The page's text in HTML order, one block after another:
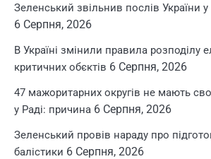
Зеленський звільнив послів України у
6 Серпня, 2026
В Україні змінили правила розподілу
критичних обєктів 6 Серпня, 2026
47 мажоритарних округів не мають
у Раді: причина 6 Серпня, 2026
Зеленський провів нараду про
балістики 6 Серпня, 2026